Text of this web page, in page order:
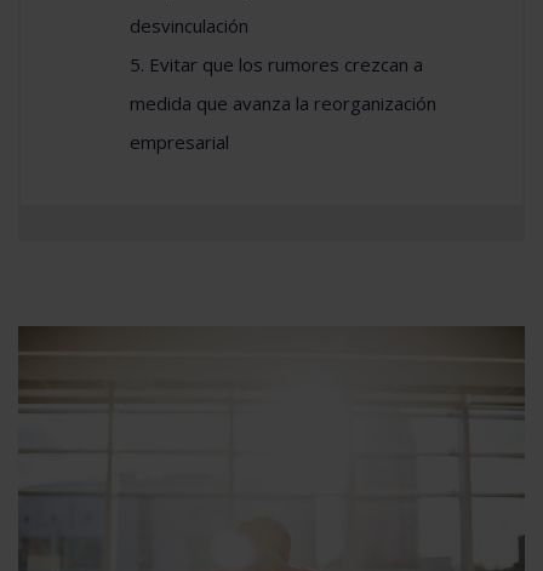
desvinculación
5. Evitar que los rumores crezcan a
medida que avanza la reorganización
empresarial